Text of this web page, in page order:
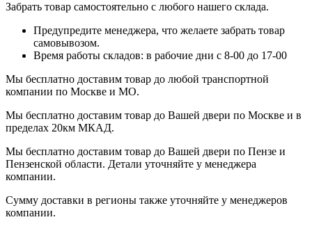
Забрать товар самостоятельно с любого нашего склада.
Предупредите менеджера, что желаете забрать товар
самовывозом.
Время работы складов: в рабочие дни с 8-00 до 17-00
Мы бесплатно доставим товар до любой транспортной
компании по Москве и МО.
Мы бесплатно доставим товар до Вашей двери по Москве и в
пределах 20км МКАД.
Мы бесплатно доставим товар до Вашей двери по Пензе и
Пензенской области. Детали уточняйте у менеджера
компании.
Сумму доставки в регионы также уточняйте у менеджеров
компании.